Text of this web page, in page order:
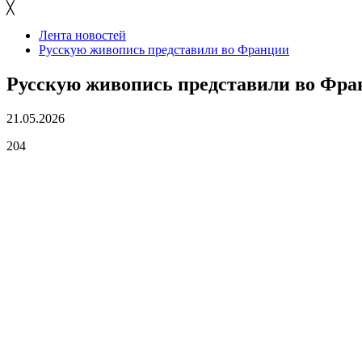
╳
Лента новостей
Русскую живопись представили во Франции
Русскую живопись представили во
21.05.2026
204